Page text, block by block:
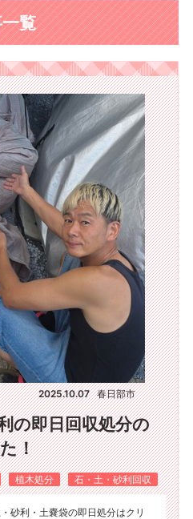
覧
2025.10.07 春日部市
の即日回収処分の
！
植木処分 石・土・砂利回収
砂利・土嚢袋の即日処分はクリ